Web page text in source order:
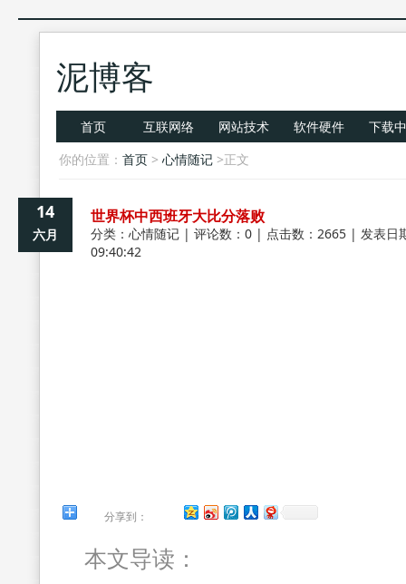
泥博客
首页 互联网络 网站技术 软件硬件
下载
你的位置： 首页 > 心情随记 >正文
14
六月
世界杯中西班牙大比分落败
分类： 心情随记 | 评论数：0 | 点击数：2665 | 发表日
09:40:42
分享到：
本文导读：